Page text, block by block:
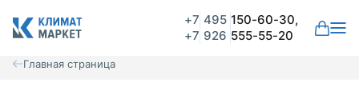
+7 495 150-60-30,
+7 926 555-55-20
Главная страница